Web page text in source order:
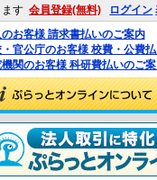
す 会員登録(無料) ログイン
お客様 請求書払いのご案内
官公庁のお客様 校費・公費
関のお客様 科研費払いのご